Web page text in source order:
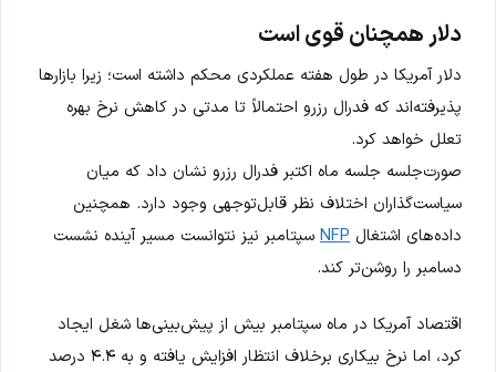
دلار همچنان قوی است
دلار آمریکا در طول هفته عملکردی محکم داشته است؛ زیرا بازارها
پذیرفته‌اند که فدرال رزرو احتمالاً تا مدتی در کاهش نرخ بهره
تعلل خواهد کرد.
صورت‌جلسه جلسه ماه اکتبر فدرال رزرو نشان داد که میان
سیاست‌گذاران اختلاف نظر قابل‌توجهی وجود دارد. همچنین
داده‌های اشتغال NFP سپتامبر نیز نتوانست مسیر آینده نشست
دسامبر را روشن‌تر کند.
اقتصاد آمریکا در ماه سپتامبر بیش از پیش‌بینی‌ها شغل ایجاد
کرد، اما نرخ بیکاری برخلاف انتظار افزایش یافته و به ۴.۴ درصد